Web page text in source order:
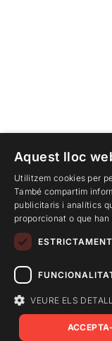
Aquest lloc
Utilitzem cookies per
També compartim
publicitaris i analítics
proporcionat o que
VEURE ELS